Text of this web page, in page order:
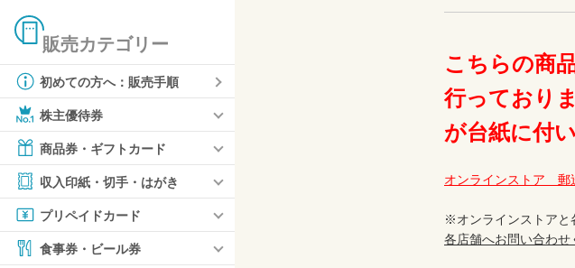
販売カテゴリー
初めての方へ：販売手順
株主優待券
商品券・ギフトカード
収入印紙・切手・はがき
プリペイドカード
食事券・ビール券
こちらの商
行っており
が台紙に付
オンラインストア　
※オンラインストアと
各店舗へお問い合わせ